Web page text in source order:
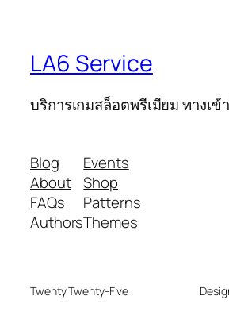
LA6 Service
บริการเกมสล็อตพรีเมียม ทางเข้
Blog
About
FAQs
Authors
Events
Shop
Patterns
Themes
Twenty Twenty-Five